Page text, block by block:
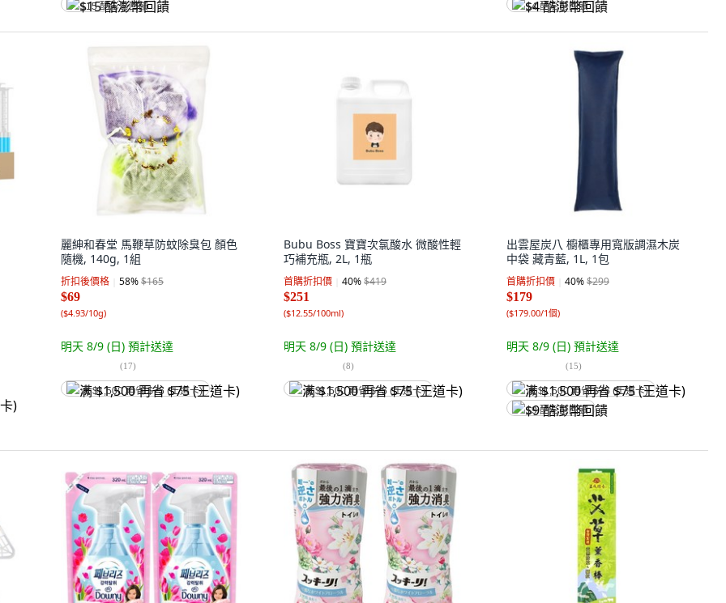
$15 酷澎幣回饋
$4 酷澎幣回饋
麗紳和春堂 馬鞭草防蚊除臭包 顏色
隨機, 140g, 1組
折扣後價格 58%$165
$69
($4.93/10g)
明天 8/9 (日) 預計送達
(17)
满 $1,500 再省 $75 (王道卡)
Bubu Boss 寶寶次氯酸水 微酸性輕
巧補充瓶, 2L, 1瓶
首購折扣價 40%$419
$251
($12.55/100ml)
明天 8/9 (日) 預計送達
(8)
满 $1,500 再省 $75 (王道卡)
出雲屋炭八 櫥櫃專用寬版調濕木炭
中袋 藏青藍, 1L, 1包
首購折扣價 40%$299
$179
($179.00/1個)
明天 8/9 (日) 預計送達
(15)
满 $1,500 再省 $75 (王道卡)
$9 酷澎幣回饋